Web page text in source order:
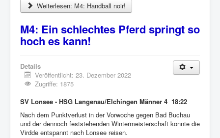
Weiterlesen: M4: Handball noir!
M4: Ein schlechtes Pferd springt so
hoch es kann!
Details
Veröffentlicht: 23. Dezember 2022
Zugriffe: 1875
SV Lonsee - HSG Langenau/Elchingen Männer 4 18:22
Nach dem Punktverlust in der Vorwoche gegen Bad Buchau
und der dennoch feststehenden Wintermeisterschaft konnte die
Virdde entspannt nach Lonsee reisen.